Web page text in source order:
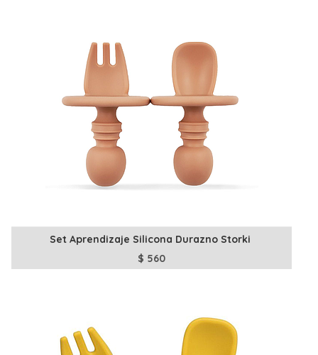
Set Aprendizaje Silicona Durazno Storki
$ 560